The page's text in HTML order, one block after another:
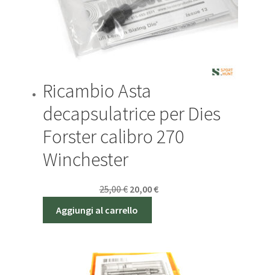
Ricambio Asta
decapsulatrice per Dies
Forster calibro 270
Winchester
25,00€ Il
20,00€Il
Aggiungi al carrello